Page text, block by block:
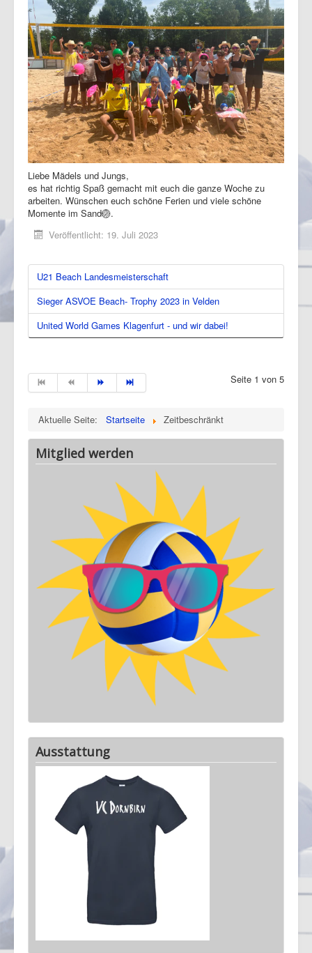
Liebe Mädels und Jungs,
es hat richtig Spaß gemacht mit euch die ganze Woche zu
arbeiten. Wünschen euch schöne Ferien und viele schöne
Momente im Sand🏐.
Veröffentlicht: 19. Juli 2023
U21 Beach Landesmeisterschaft
Sieger ASVOE Beach- Trophy 2023 in Velden
United World Games Klagenfurt - und wir dabei!
Seite 1 von 5
Aktuelle Seite: Startseite Zeitbeschränkt
Mitglied werden
Ausstattung